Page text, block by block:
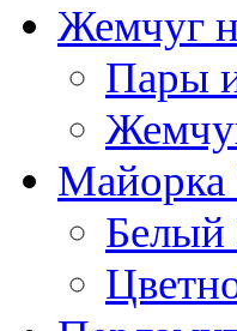
Жемчуг
Пары
Белый